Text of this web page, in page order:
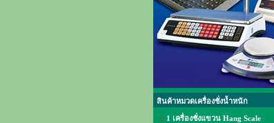
สินค้าหมวดเครื่องชั่งน้ำหนัก
1 เครื่องชั่งแขวน Hang Scale